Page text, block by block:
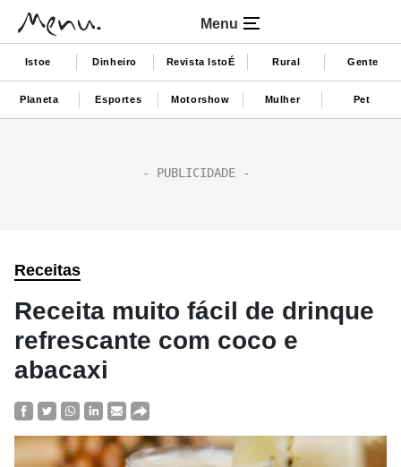
Menu
Istoe Dinheiro Revista IstoÉ Rural Gente
Planeta Esportes Motorshow Mulher Pet
Receitas
Receita muito fácil de drinque
refrescante com coco e
abacaxi